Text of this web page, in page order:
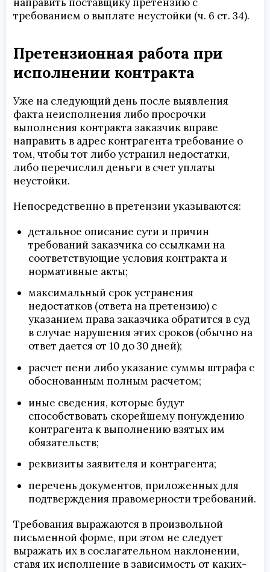
требованием о выплате неустойки (ч. 6 ст. 34).
Претензионная работа при
исполнении контракта
Уже на следующий день после выявления
факта неисполнения либо просрочки
выполнения контракта заказчик вправе
направить в адрес контрагента требование о
том, чтобы тот либо устранил недостатки,
либо перечислил деньги в счет уплаты
неустойки.
Непосредственно в претензии указываются:
детальное описание сути и причин
требований заказчика со ссылками на
соответствующие условия контракта и
нормативные акты;
максимальный срок устранения
недостатков (ответа на претензию) с
указанием права заказчика обратится в суд
в случае нарушения этих сроков (обычно на
ответ дается от 10 до 30 дней);
расчет пени либо указание суммы штрафа с
обоснованным полным расчетом;
иные сведения, которые будут
способствовать скорейшему понуждению
контрагента к выполнению взятых им
обязательств;
реквизиты заявителя и контрагента;
перечень документов, приложенных для
подтверждения правомерности требований.
Требования выражаются в произвольной
письменной форме, при этом не следует
выражать их в сослагательном наклонении,
ставя их исполнение в зависимость от каких-